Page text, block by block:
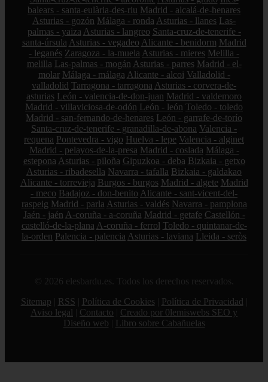
balears - santa-eulària-des-riu Madrid - alcalá-de-henares
Asturias - gozón Málaga - ronda Asturias - llanes Las-
palmas - yaiza Asturias - langreo Santa-cruz-de-tenerife -
santa-úrsula Asturias - vegadeo Alicante - benidorm Madrid
- leganés Zaragoza - la-muela Asturias - mieres Melilla -
melilla Las-palmas - mogán Asturias - parres Madrid - el-
molar Málaga - málaga Alicante - alcoi Valladolid -
valladolid Tarragona - tarragona Asturias - corvera-de-
asturias León - valencia-de-don-juan Madrid - valdemoro
Madrid - villaviciosa-de-odón León - león Toledo - toledo
Madrid - san-fernando-de-henares León - garrafe-de-torío
Santa-cruz-de-tenerife - granadilla-de-abona Valencia -
requena Pontevedra - vigo Huelva - lepe Valencia - alginet
Madrid - pelayos-de-la-presa Madrid - coslada Málaga -
estepona Asturias - piloña Gipuzkoa - deba Bizkaia - getxo
Asturias - ribadesella Navarra - tafalla Bizkaia - galdakao
Alicante - torrevieja Burgos - burgos Madrid - algete Madrid
- meco Badajoz - don-benito Alicante - sant-vicent-del-
raspeig Madrid - parla Asturias - valdés Navarra - pamplona
Jaén - jaén A-coruña - a-coruña Madrid - getafe Castellón -
castelló-de-la-plana A-coruña - ferrol Toledo - quintanar-de-
la-orden Palencia - palencia Asturias - laviana Lleida - seròs
© 2026 elesbardu.es. Todos los derechos reservados.
Sitemap
RSS Política de Cookies Política de Privacidad
Aviso legal
Contacto
Creado por 0lemiswebs SEO y
Diseño web
Libro sobre Cabañuelas